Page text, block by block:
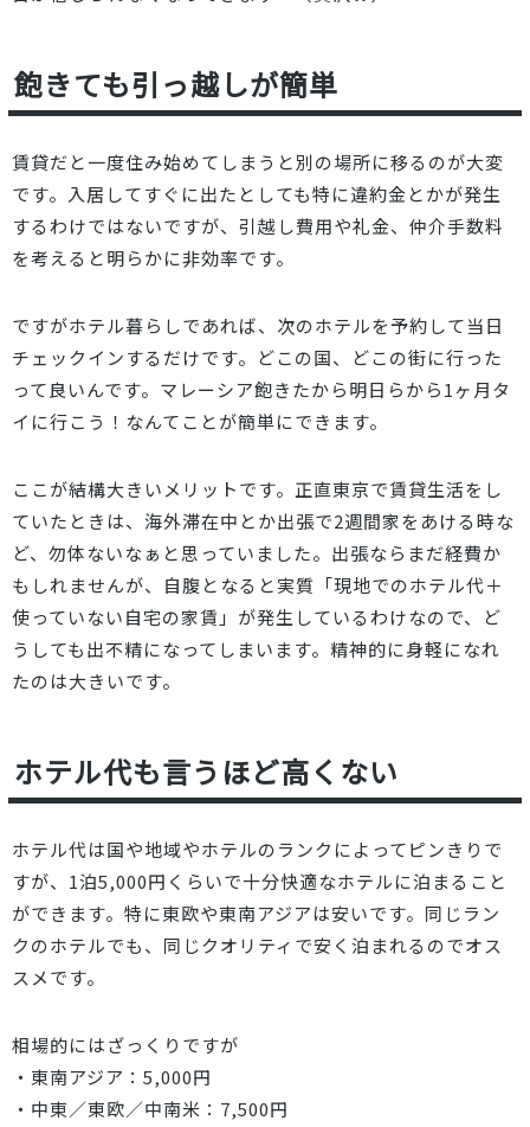
飽きても引っ越しが簡単
賃貸だと一度住み始めてしまうと別の場所に移るのが大変
です。入居してすぐに出たとしても特に違約金とかが発生
するわけではないですが、引越し費用や礼金、仲介手数料
を考えると明らかに非効率です。
ですがホテル暮らしであれば、次のホテルを予約して当日
チェックインするだけです。どこの国、どこの街に行った
って良いんです。マレーシア飽きたから明日らから1ヶ月タ
イに行こう！なんてことが簡単にできます。
ここが結構大きいメリットです。正直東京で賃貸生活をし
ていたときは、海外滞在中とか出張で2週間家をあける時な
ど、勿体ないなぁと思っていました。出張ならまだ経費か
もしれませんが、自腹となると実質「現地でのホテル代＋
使っていない自宅の家賃」が発生しているわけなので、
ど
うしても出不精になってしまいます。精神的に身軽になれ
たのは大きいです。
ホテル代も言うほど高くない
ホテル代は国や地域やホテルのランクによってピンきりで
すが、1泊5,000円くらいで十分快適なホテルに泊まること
ができます。特に東欧や東南アジアは安いです。同じラン
クのホテルでも、同じクオリティで安く泊まれるのでオス
スメです。
相場的にはざっくりですが
・東南アジア：5,000円
・中東／東欧／中南米：7,500円